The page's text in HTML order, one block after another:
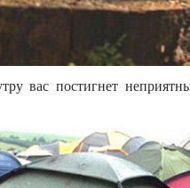
вас постигнет